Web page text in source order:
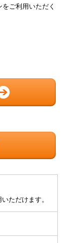
ご利用いただく
ただけます。